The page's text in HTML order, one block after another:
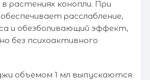
растениях конопли. При
расслабление,
и обезболивающий эффект,
без психоактивного
объемом 1 мл выпускаются